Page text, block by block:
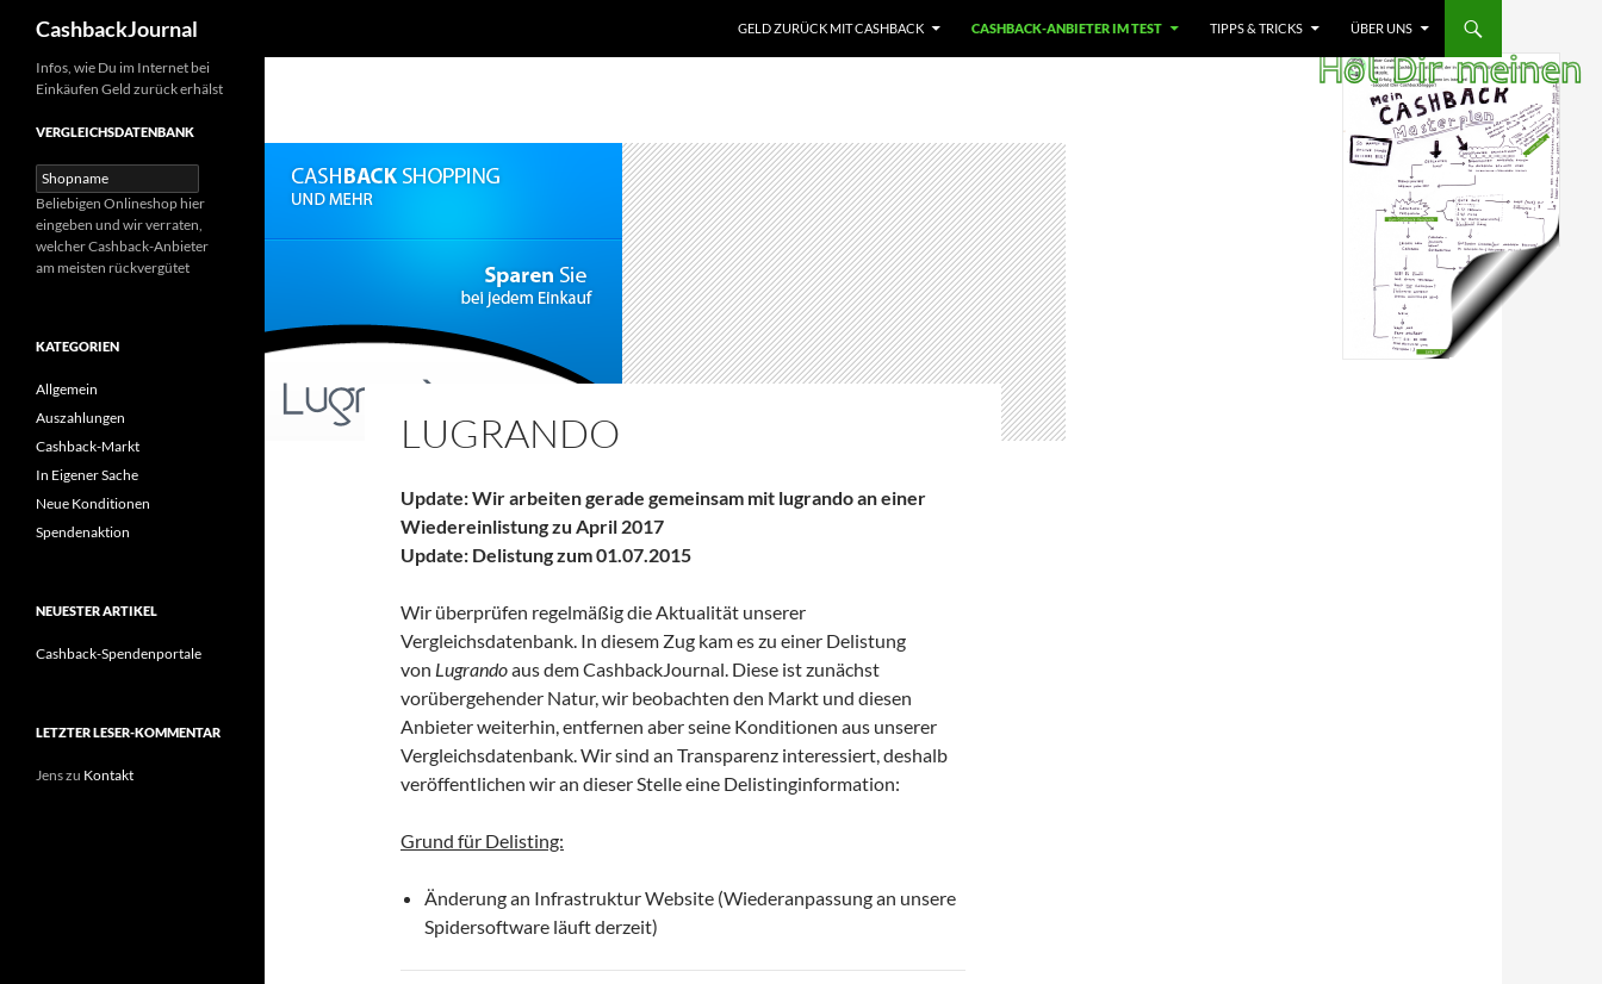
Inhalt
springen
CashbackJournal GELD ZURÜCK MIT CASHBACK CASHBACK-ANBIETER IM TEST TIPPS & TRICKS ÜBER UNS
LUGRANDO
Update: Wir arbeiten gerade gemeinsam mit lugrando an einer
Wiedereinlistung zu April 2017
Update: Delistung zum 01.07.2015
Wir überprüfen regelmäßig die Aktualität unserer
Vergleichsdatenbank. In diesem Zug kam es zu einer Delistung
von Lugrandoaus dem CashbackJournal. Diese ist zunächst
vorübergehender Natur, wir beobachten den Markt und diesen
Anbieter weiterhin, entfernen aber seine Konditionen aus unserer
Vergleichsdatenbank. Wir sind an Transparenz interessiert, deshalb
veröffentlichen wir an dieser Stelle eine Delistinginformation:
Grund für Delisting:
Änderung an Infrastruktur Website (Wiederanpassung an unsere
Spidersoftware läuft derzeit)
Infos, wie Du im Internet bei
Einkäufen Geld zurück erhälst
VERGLEICHSDATENBANK
Beliebigen Onlineshop hier
eingeben und wir verraten,
welcher Cashback-Anbieter
am meisten rückvergütet
KATEGORIEN
Allgemein
Auszahlungen
Cashback-Markt
In Eigener Sache
Neue Konditionen
Spendenaktion
NEUESTER ARTIKEL
Cashback-Spendenportale
LETZTER LESER-KOMMENTAR
Jenszu Kontakt